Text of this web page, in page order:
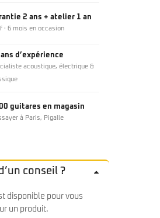
2 ans + atelier 1 an
· 6 mois en occasion
d’expérience
acoustique, électrique &
guitares en magasin
à Paris, Pigalle
conseil ?
disponible pour vous
un produit.